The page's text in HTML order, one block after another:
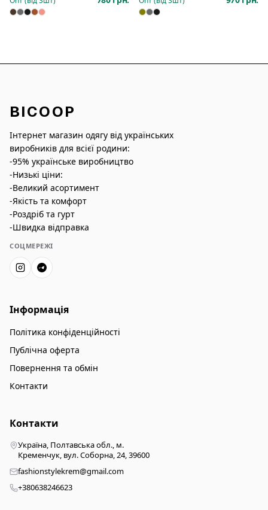
BICOOP
Інтернет магазин одягу від українських
виробників для всієї родини:
-95% українське виробництво
-Низькі ціни:
-Великий асортимент
-Якість та комфорт
-Роздріб та гурт
-Швидка відправка
СОЦМЕРЕЖІ
Інформація
Політика конфіденційності
Публічна оферта
Повернення та обмін
Контакти
Контакти
Україна, Полтавська обл., м.
Кременчук, вул. Соборна, 24, 39600
fashionstylekrem@gmail.com
+380638246623